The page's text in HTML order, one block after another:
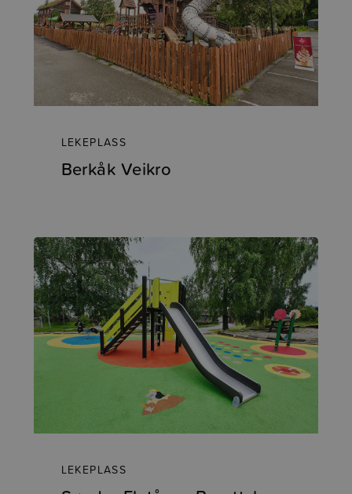
LEKEPLASS
Berkåk Veikro
LEKEPLASS